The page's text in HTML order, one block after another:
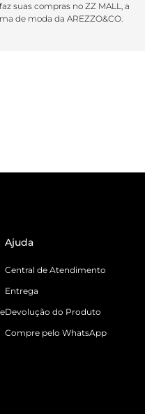
suas compras no ZZ MALL, a
de moda da AREZZO&CO.
Ajuda
Central de Atendimento
Entrega
Devolução do Produto
Compre pelo WhatsApp